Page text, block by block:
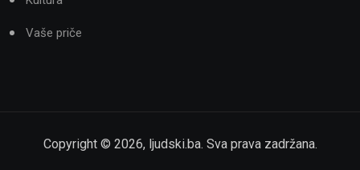
Vaše priče
Copyright © 2026, ljudski.ba. Sva prava zadržana.